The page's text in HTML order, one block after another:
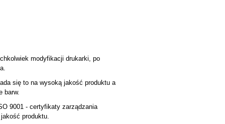
modyfikacji drukarki, po
się to na wysoką jakość produktu a
barw.
9001 - certyfikaty zarządzania
produktu.